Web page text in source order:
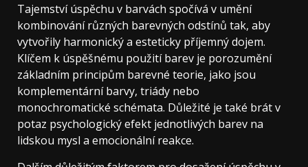
Tajemství úspěchu v barvách spočívá v umění
kombinování různých barevných odstínů tak, aby
vytvořily harmonický a esteticky příjemný dojem.
Klíčem k úspěšnému použití barev je porozumění
základním principům barevné teorie, jako jsou
komplementární barvy, triády nebo
monochromatické schémata. Důležité je také brát v
potaz psychologický efekt jednotlivých barev na
lidskou mysl a emocionální reakce.